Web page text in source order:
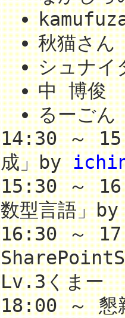
秋猫さん
シュナイ
中 博俊
るーごん
14:30 ～
成」by
15:30 ～
数型言語」
16:30 ～
Lv.3くまー
18:00 ～ 懇